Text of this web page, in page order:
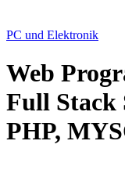
PC und Elektronik
Web
Full Stack
PHP,